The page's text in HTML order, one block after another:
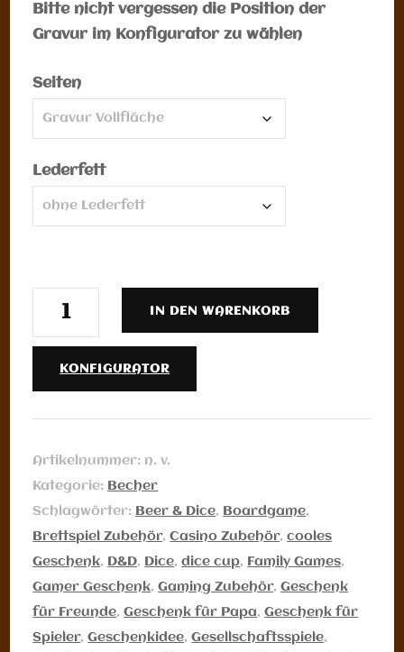
Bitte nicht vergessen die Position der
Gravur im Konfigurator zu wählen
Seiten
Lederfett
Menge
IN DEN WARENKORB
KONFIGURATOR
Artikelnummer: n. v.
Kategorie: Becher
Schlagwörter: Beer & Dice, Boardgame,
Brettspiel Zubehör,Casino Zubehör,cooles
Geschenk, D&D, Dice,dice cup, Family Games,
Gamer Geschenk,Gaming Zubehör,Geschenk
für Freunde,Geschenk für Papa,Geschenk für
Spieler,Geschenkidee,Gesellschaftsspiele,